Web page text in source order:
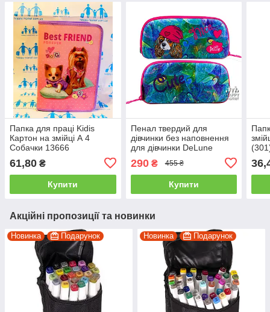
Папка для праці Kidis
Картон на змійці А 4
Собачки 13666
61,80 ₴
Купити
Пенал твердий для
дівчинки без наповнення
для дівчинки DeLune
290₴ 455 ₴
Купити
Акційні пропозиції та новинки
Новинка Подарунок Новинка Подарунок